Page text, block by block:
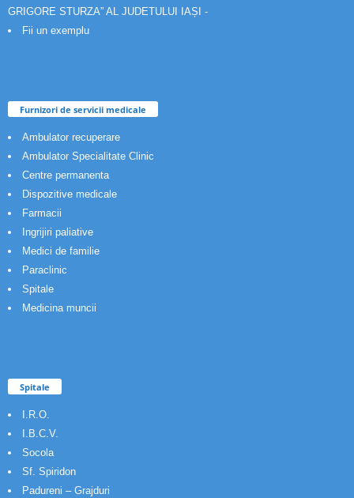
GRIGORE STURZA” AL JUDETULUI IAȘI -
Fii un exemplu
Furnizori de servicii medicale
Ambulator recuperare
Ambulator Specialitate Clinic
Centre permanenta
Dispozitive medicale
Farmacii
Ingrijiri paliative
Medici de familie
Paraclinic
Spitale
Medicina muncii
Spitale
I.R.O.
I.B.C.V.
Socola
Sf. Spiridon
Padureni – Grajduri